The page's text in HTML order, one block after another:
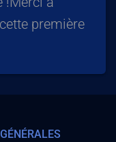
première